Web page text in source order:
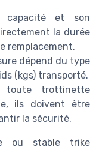
et son
la durée
remplacement.
dépend du type
(kgs) transporté.
trottinette
ils doivent être
la sécurité.
ou stable trike